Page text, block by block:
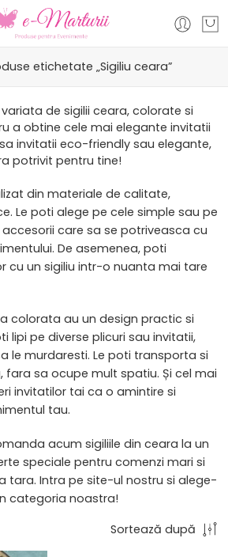
etichetate „Sigiliu ceara”
de sigilii ceara, colorate si
a obtine cele mai elegante invitatii
invitatii eco-friendly sau elegante,
potrivit pentru tine!
din materiale de calitate,
Le poti alege pe cele simple sau pe
care sa se potriveasca cu
De asemenea, poti
cu un sigiliu intr-o nuanta mai tare
colorata au un design practic si
lipi pe diverse plicuri sau invitatii,
le murdaresti. Le poti transporta si
fara sa ocupe mult spatiu. Și cel mai
invitatilor tai ca o amintire si
tau.
acum sigiliile din ceara la un
speciale pentru comenzi mari si
tara. Intra pe site-ul nostru si alege-
categoria noastra!
Sortează după